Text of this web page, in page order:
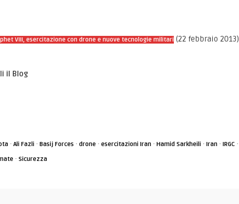
VIII, esercitazione con drone e nuove tecnologie militari (22 febbraio 2013)
il Blog
· Ali Fazli · Basij Forces · drone · esercitazioni Iran · Hamid Sarkheili · Iran · IRGC ·
· Sicurezza